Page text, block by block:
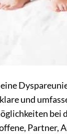
und
Partner,